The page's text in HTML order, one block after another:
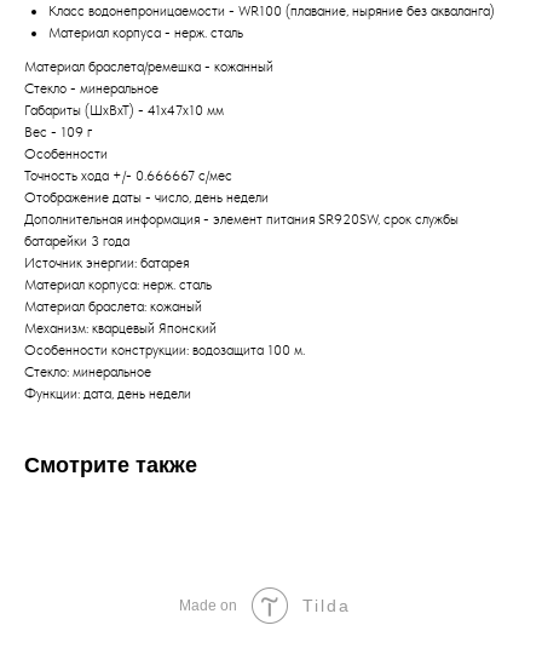
Класс водонепроницаемости - WR100 (плавание, ныряние без акваланга)
Материал корпуса - нерж. сталь
Материал браслета/ремешка - кожанный
Стекло - минеральное
Габариты (ШхВхТ) - 41x47x10 мм
Вес - 109 г
Особенности
Точность хода +/- 0.666667 с/мес
Отображение даты - число, день недели
Дополнительная информация - элемент питания SR920SW, срок службы
батарейки 3 года
Источник энергии: батарея
Материал корпуса: нерж. сталь
Материал браслета: кожаный
Механизм: кварцевый Японский
Особенности конструкции: водозащита 100 м.
Стекло: минеральное
Функции: дата, день недели
Смотрите также
Made on Tilda